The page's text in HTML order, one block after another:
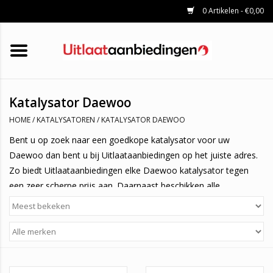
0 Artikelen - €0,00
HOME
KATALYSATOREN
UNIVERSELE UITLAATDELEN
Katalysator Daewoo
HOME/ KATALYSATOREN / KATALYSATOR DAEWOO
Bent u op zoek naar een goedkope katalysator voor uw
Daewoo dan bent u bij Uitlaataanbiedingen op het juiste adres.
Zo biedt Uitlaataanbiedingen elke Daewoo katalysator tegen
een zeer scherpe prijs aan. Daarnaast beschikken alle
katalysatoren die wij verkopen over een zeer hoge kwaliteit. Om
er zeker van te zijn dat u enkel hoogwaardige kwaliteit koopt,
zijn al onze katalysatoren gehomologeerd. Dit kunt u herkennen